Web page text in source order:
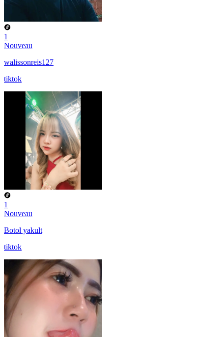
1
Nouveau
walissonreis127
tiktok
1
Nouveau
Botol yakult
tiktok